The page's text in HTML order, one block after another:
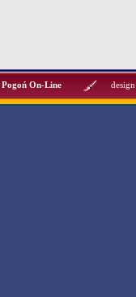
Pogoń On-Line